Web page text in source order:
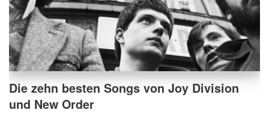
Die zehn besten Songs von Joy Division
und New Order